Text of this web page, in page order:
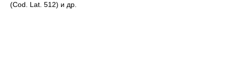
(Cod. Lat. 512) и др.